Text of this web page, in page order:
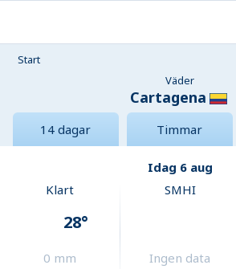
Start
Väder
Cartagena
14 dagar Timmar
Idag 6 aug
Klart
28°
0 mm
SMHI
Ingen data